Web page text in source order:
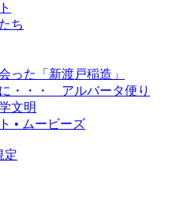
ち
った「新渡戸稲造」
・・・ アルバータ便り
文明
• ムービーズ
定